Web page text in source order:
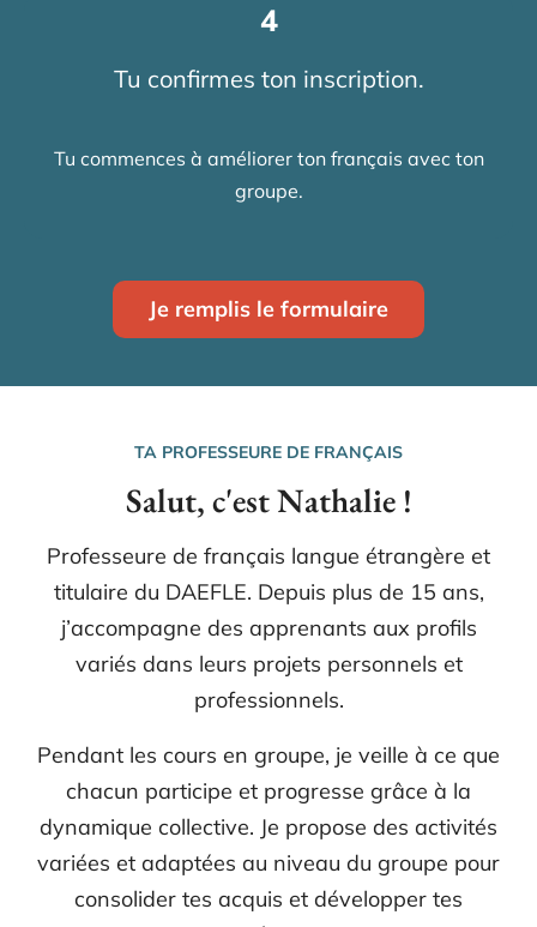
4
Tu confirmes ton inscription.
Tu commences à améliorer ton français avec ton
groupe.
Je remplis le formulaire
TA PROFESSEURE DE FRANÇAIS
Salut, c'est Nathalie !
Professeure de français langue étrangère et
titulaire du DAEFLE. Depuis plus de 15 ans,
j’accompagne des apprenants aux profils
variés dans leurs projets personnels et
professionnels.
Pendant les cours en groupe, je veille à ce que
chacun participe et progresse grâce à la
dynamique collective. Je propose des activités
variées et adaptées au niveau du groupe pour
consolider tes acquis et développer tes